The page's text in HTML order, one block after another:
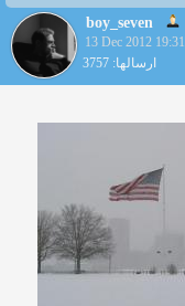
boy_seven
13 Dec 2012 19:31
ارسالها: 3757